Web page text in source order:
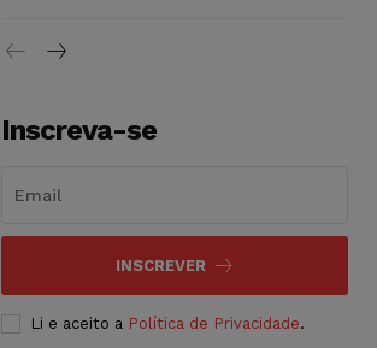
Inscreva-se
INSCREVER
Li e aceito a Política de Privacidade.